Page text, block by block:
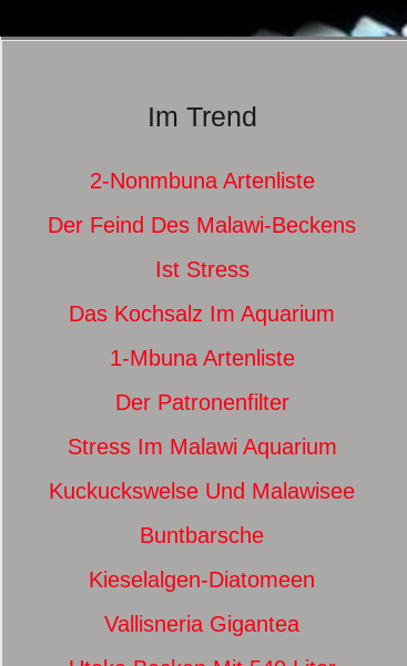
Im Trend
2-Nonmbuna Artenliste
Der Feind Des Malawi-Beckens
Ist Stress
Das Kochsalz Im Aquarium
1-Mbuna Artenliste
Der Patronenfilter
Stress Im Malawi Aquarium
Kuckuckswelse Und Malawisee
Buntbarsche
Kieselalgen-Diatomeen
Vallisneria Gigantea